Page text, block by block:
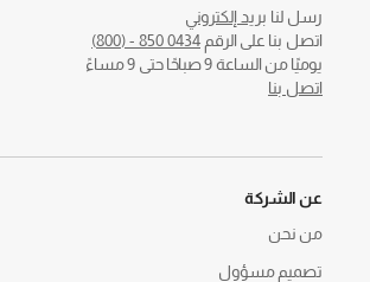
رسل لنا بريد إلكتروني
اتصل بنا على الرقم 0434 850 - (800)
يوميًا من الساعة 9 صباحًا حتى 9 مساءً
اتصل بنا
عن الشركة
من نحن
تصميم مسؤول